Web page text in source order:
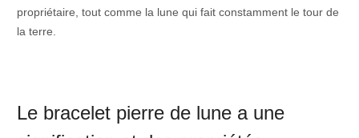
propriétaire, tout comme la lune qui fait constamment le tour de
la terre.
Le bracelet pierre de lune a une